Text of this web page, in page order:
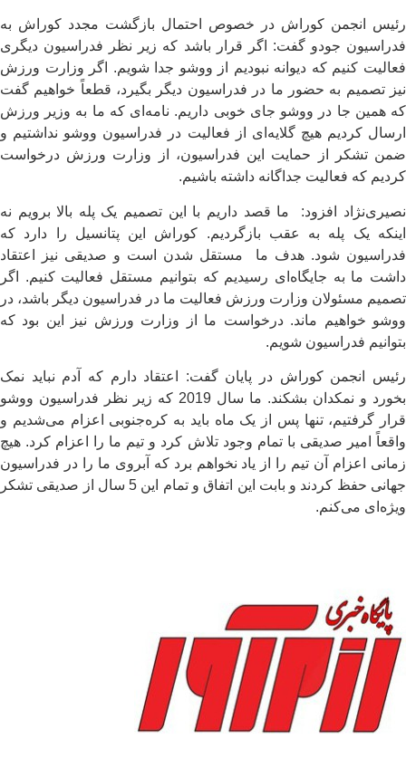
رئیس انجمن کوراش در خصوص احتمال بازگشت مجدد کوراش به
فدراسیون جودو گفت: اگر قرار باشد که زیر نظر فدراسیون دیگری
فعالیت کنیم که دیوانه نبودیم از ووشو جدا شویم. اگر وزارت ورزش
نیز تصمیم به حضور ما در فدراسیون دیگر بگیرد، قطعاً خواهیم گفت
که همین جا در ووشو جای خوبی داریم. نامه‌ای که ما به وزیر ورزش
ارسال کردیم هیچ گلایه‌ای از فعالیت در فدراسیون ووشو نداشتیم و
ضمن تشکر از حمایت این فدراسیون، از وزارت ورزش درخواست
کردیم که فعالیت جداگانه داشته باشیم.
نصیری‌نژاد افزود: ما قصد داریم با این تصمیم یک پله بالا برویم نه
اینکه یک پله به عقب بازگردیم. کوراش این پتانسیل را دارد که
فدراسیون شود. هدف ما مستقل شدن است و صدیقی نیز اعتقاد
داشت ما به جایگاه‌ای رسیدیم که بتوانیم مستقل فعالیت کنیم. اگر
تصمیم مسئولان وزارت ورزش فعالیت ما در فدراسیون دیگر باشد، در
ووشو خواهیم ماند. درخواست ما از وزارت ورزش نیز این بود که
بتوانیم فدراسیون شویم.
رئیس انجمن کوراش در پایان گفت: اعتقاد دارم که آدم نباید نمک
بخورد و نمکدان بشکند. ما سال 2019 که زیر نظر فدراسیون ووشو
قرار گرفتیم، تنها پس از یک ماه باید به کره‌جنوبی اعزام می‌شدیم و
واقعاً امیر صدیقی با تمام وجود تلاش کرد و تیم ما را اعزام کرد. هیچ
زمانی اعزام آن تیم را از یاد نخواهم برد که آبروی ما را در فدراسیون
جهانی حفظ کردند و بابت این اتفاق و تمام این 5 سال از صدیقی تشکر
ویژه‌ای می‌کنم.